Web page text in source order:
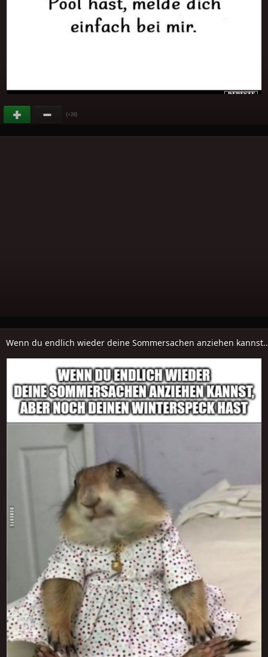
(+28)
Wenn du endlich wieder deine Sommersachen anziehen kannst..